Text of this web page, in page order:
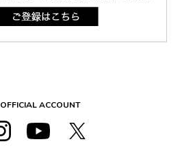
OFFICIAL ACCOUNT